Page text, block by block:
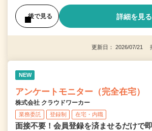
後で見る 詳細を見る
更新日： 2026/07/21
NEW
アンケートモニター（完全在宅）
株式会社 クラウドワーカー
業務委託 登録制 在宅・内職
面接不要！会員登録を済ませるだけで